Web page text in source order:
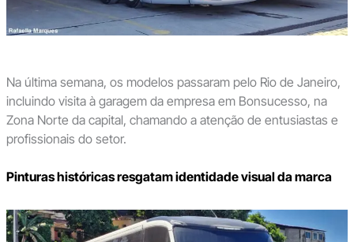
Na última semana, os modelos passaram pelo Rio de Janeiro,
incluindo visita à garagem da empresa em Bonsucesso, na
Zona Norte da capital, chamando a atenção de entusiastas e
profissionais do setor.
Pinturas históricas resgatam identidade visual da marca